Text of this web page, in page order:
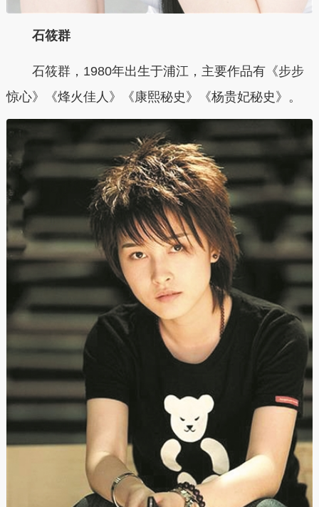
石筱群
石筱群，1980年出生于浦江，主要作品有《步步
惊心》《烽火佳人》《康熙秘史》《杨贵妃秘史》。